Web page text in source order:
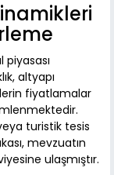
altyapı
fiyatlamalar
turistik tesis
mevzuatın
ulaşmıştır.